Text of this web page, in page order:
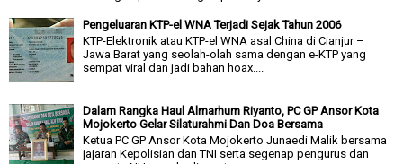
Pengeluaran KTP-el WNA Terjadi Sejak Tahun 2006
KTP-Elektronik atau KTP-el WNA asal China di Cianjur –
Jawa Barat yang seolah-olah sama dengan e-KTP yang
sempat viral dan jadi bahan hoax....
Dalam Rangka Haul Almarhum Riyanto, PC GP Ansor Kota
Mojokerto Gelar Silaturahmi Dan Doa Bersama
Ketua PC GP Ansor Kota Mojokerto Junaedi Malik bersama
jajaran Kepolisian dan TNI serta segenap pengurus dan